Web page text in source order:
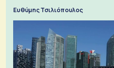
Ευθύμης Τσιλιόπουλος